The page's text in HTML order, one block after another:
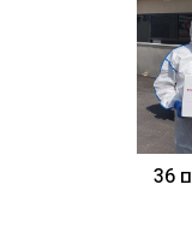
מדאיג: זן קורונה חדש בישראל עם 36